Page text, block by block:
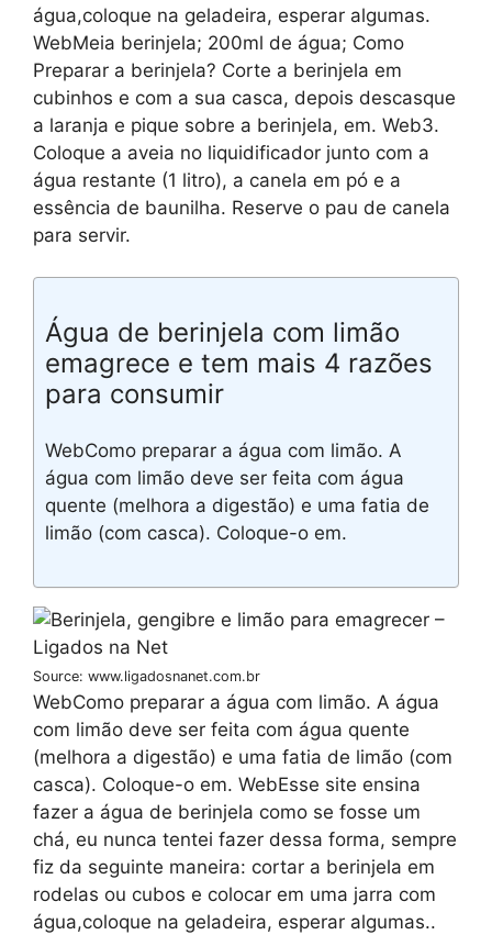
água,coloque na geladeira, esperar algumas.
WebMeia berinjela; 200ml de água; Como
Preparar a berinjela? Corte a berinjela em
cubinhos e com a sua casca, depois descasque
a laranja e pique sobre a berinjela, em. Web3.
Coloque a aveia no liquidificador junto com a
água restante (1 litro), a canela em pó e a
essência de baunilha. Reserve o pau de canela
para servir.
Água de berinjela com limão
emagrece e tem mais 4 razões
para consumir
WebComo preparar a água com limão. A
água com limão deve ser feita com água
quente (melhora a digestão) e uma fatia de
limão (com casca). Coloque-o em.
Source: www.ligadosnanet.com.br
WebComo preparar a água com limão. A água
com limão deve ser feita com água quente
(melhora a digestão) e uma fatia de limão (com
casca). Coloque-o em. WebEsse site ensina
fazer a água de berinjela como se fosse um
chá, eu nunca tentei fazer dessa forma, sempre
fiz da seguinte maneira: cortar a berinjela em
rodelas ou cubos e colocar em uma jarra com
água,coloque na geladeira, esperar algumas..